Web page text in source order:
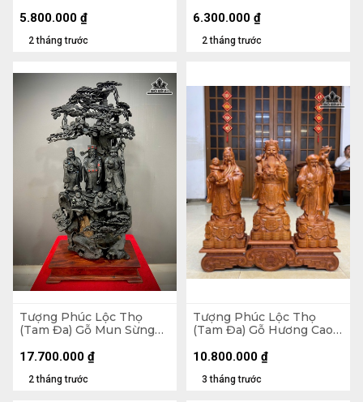
2 tháng trước
5.800.000 ₫
2 tháng trước
6.300.000 ₫
Tượng Phúc Lộc Thọ
(Tam Đa) Gỗ Mun Sừng
(cm)
2 tháng trước
17.700.000 ₫
Tượng Phúc Lộc Thọ
(Tam Đa) Gỗ Hương Cao
Kỷ Cao 15 Mặt 20 (cm)
3 tháng trước
10.800.000 ₫